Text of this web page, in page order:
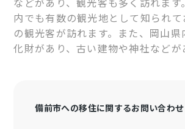
内でも有数の観光地として知られて
の観光客が訪れます。また、岡山
化財があり、古い建物や神社などが
備前市への移住に関するお問い合わせ